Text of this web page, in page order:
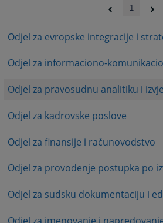
Odjel za evropske integracije i
Odjel za informaciono-
Odjel za pravosudnu analitiku i
Odjel za kadrovske poslove
Odjel za finansije i računovodstvo
Odjel za provođenje postupka po
Odjel za sudsku dokumentaciju i
1